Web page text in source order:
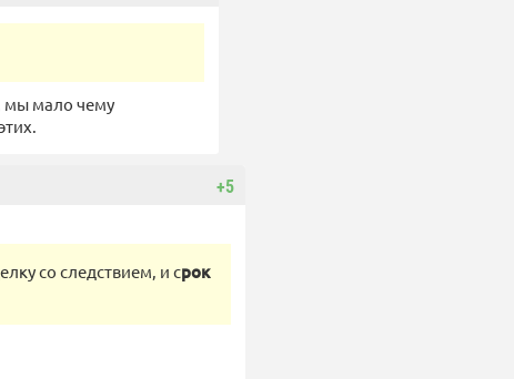
мы мало чему
+5
со следствием, и срок